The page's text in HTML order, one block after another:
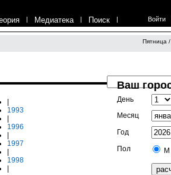
| Медиатека | Поиск | Войти
Пятница /
1993
1996
1997
1998
Ваш
День
Месяц
Год
Пол
М